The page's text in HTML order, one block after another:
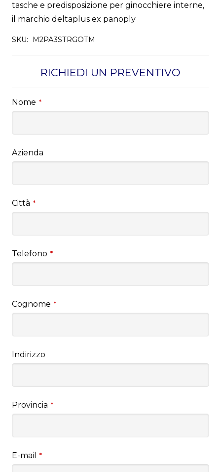
tasche e predisposizione per ginocchiere interne,
il marchio deltaplus ex panoply
SKU: M2PA3STRGOTM
RICHIEDI UN PREVENTIVO
Nome *
Azienda
Città *
Telefono *
Cognome *
Indirizzo
Provincia *
E-mail *